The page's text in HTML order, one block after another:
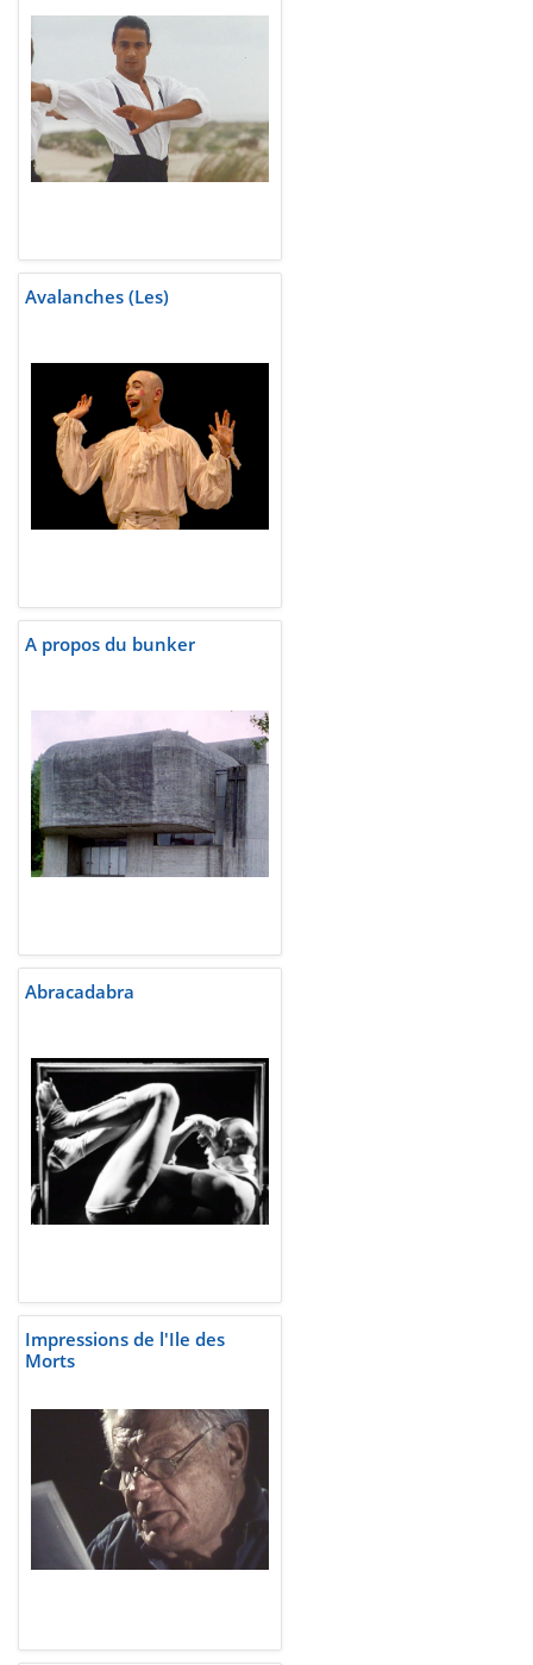
Avalanches (Les)
A propos du bunker
Abracadabra
Impressions de l'Ile des
Morts